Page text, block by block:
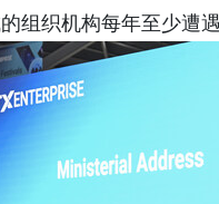
组织机构每年至少遭